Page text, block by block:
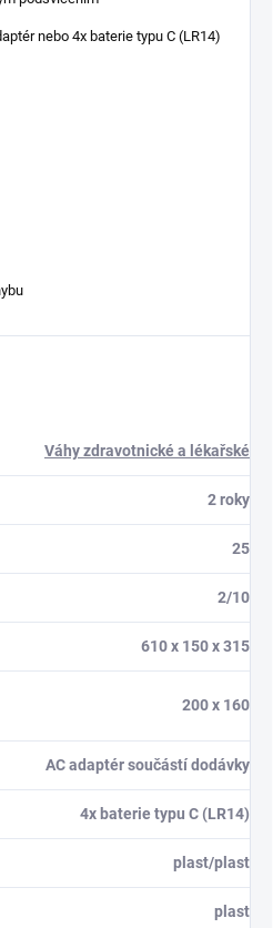
nebo 4x baterie typu C (LR14)
Váhy zdravotnické a lékařské
2 roky
25
2/10
610 x 150 x 315
200 x 160
AC adaptér součástí dodávky
4x baterie typu C (LR14)
plast/plast
plast